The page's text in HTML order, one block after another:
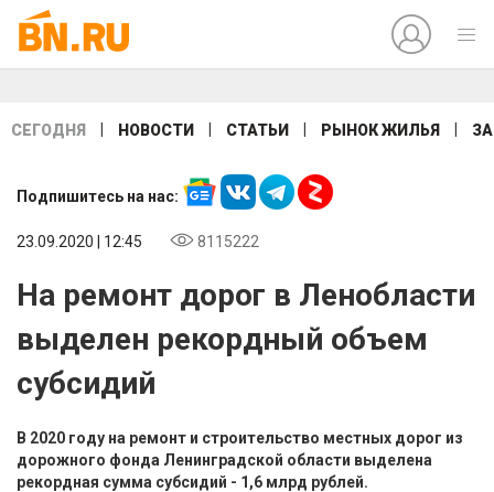
СЕГОДНЯ НОВОСТИ СТАТЬИ РЫНОК ЖИЛЬЯ
Подпишитесь на нас:
23.09.2020 | 12:45 8115222
На ремонт дорог в Ленобласти
выделен рекордный объем
субсидий
В 2020 году на ремонт и строительство местных дорог из
дорожного фонда Ленинградской области выделена
рекордная сумма субсидий - 1,6 млрд рублей.